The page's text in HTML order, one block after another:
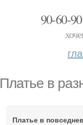
90-60-
Платье в
Платье в